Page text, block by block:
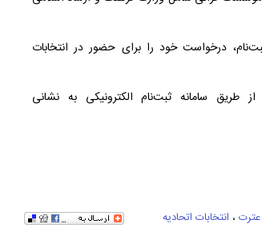
با مراجعه به سامانه ثبت‌نام، درخواست خود را برای حضور در انتخابات
طریق سامانه ثبت‌نام الکترونیکی به نشانی
، انتخابات اتحادیه